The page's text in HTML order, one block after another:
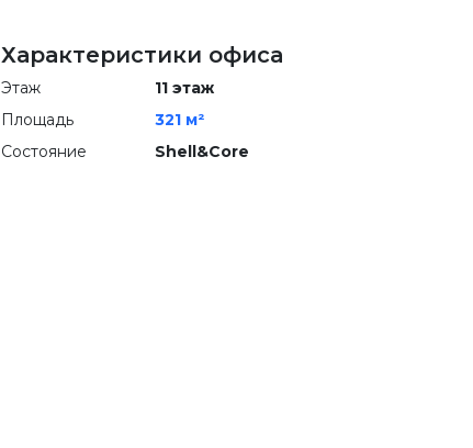
Характеристики офиса
Этаж
11 этаж
Площадь
321 м²
Состояние
Shell&Core